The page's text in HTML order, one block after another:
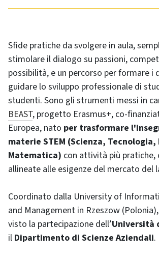
Sfide pratiche da svolgere in aula,
stimolare il dialogo su passioni,
possibilità, e un percorso per formare i
guidare lo sviluppo professionale di
studenti. Sono gli strumenti messi in
BEAST, progetto Erasmus+, co-
Europea, nato per trasformare
materie STEM (Scienza,
Matematica) con attività più pratiche,
allineate alle esigenze del mercato del
Coordinato dalla University of
and Management in Rzeszow
visto la partecipazione dell’Università
il Dipartimento di Scienze Aziendali.